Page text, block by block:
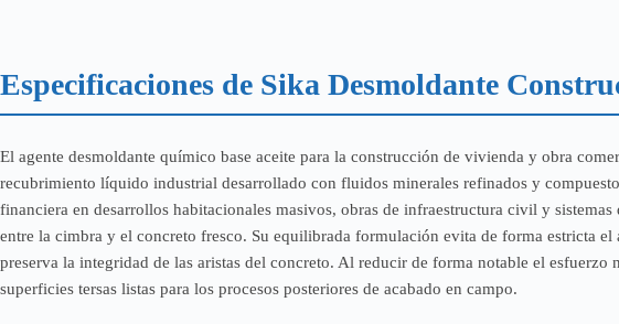
Especificaciones de Sika Desmoldante
El agente desmoldante químico base aceite para la construcción de vivienda y obra
recubrimiento líquido industrial desarrollado con fluidos minerales refinados y
financiera en desarrollos habitacionales masivos, obras de infraestructura civil y
entre la cimbra y el concreto fresco. Su equilibrada formulación evita de forma estricta
preserva la integridad de las aristas del concreto. Al reducir de forma notable el
superficies tersas listas para los procesos posteriores de acabado en campo.